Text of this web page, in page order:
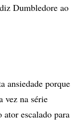
Dumbledore ao
ansiedade porque
vez na série
escalado para